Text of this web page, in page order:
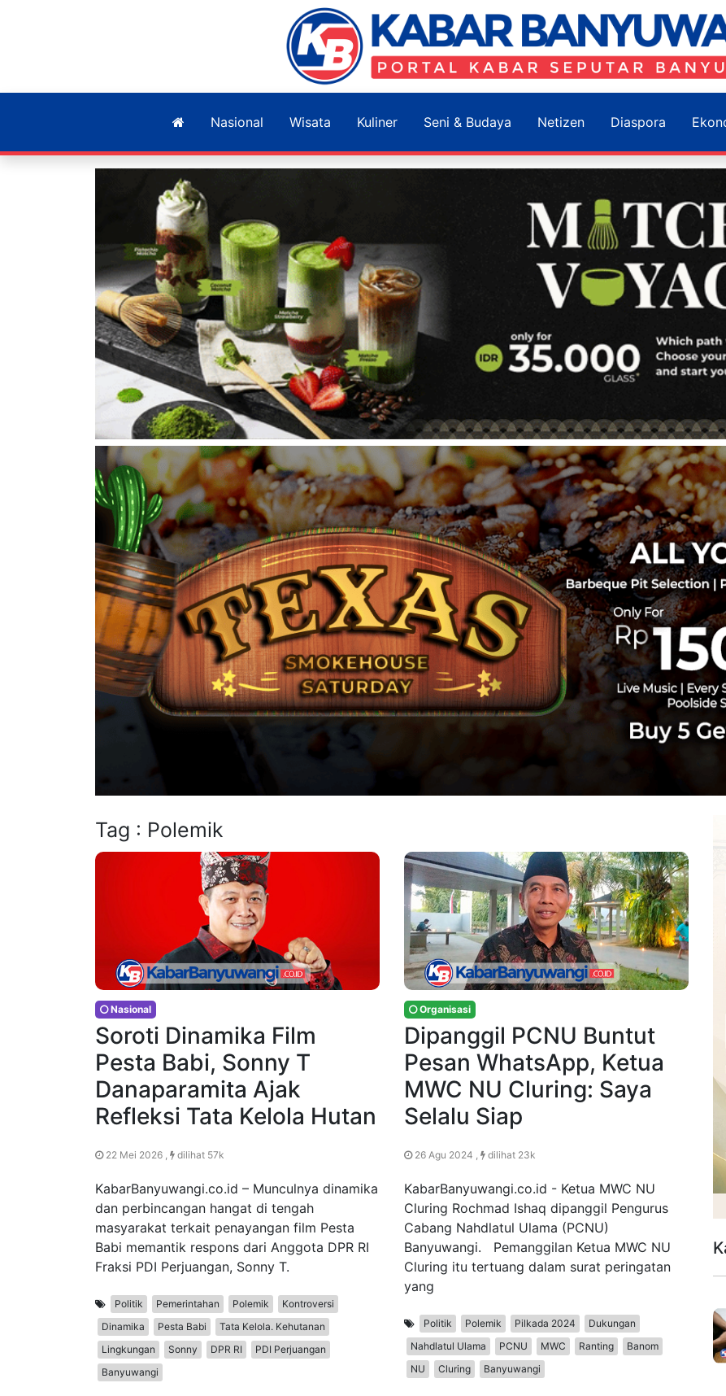
Nasional Wisata Kuliner Seni & Budaya Netizen Diaspora
Tag : Polemik
Nasional
Soroti Dinamika Film
Pesta Babi, Sonny T
Danaparamita Ajak
Refleksi Tata Kelola Hutan
22 Mei 2026 , dilihat 57k
KabarBanyuwangi.co.id – Munculnya dinamika
dan perbincangan hangat di tengah
masyarakat terkait penayangan film Pesta
Babi memantik respons dari Anggota DPR RI
Fraksi PDI Perjuangan, Sonny T.
Politik Pemerintahan Polemik
Kontroversi
Dinamika
Pesta Babi
Tata Kelola. Kehutanan
Lingkungan
Sonny DPR RI
PDI Perjuangan
Banyuwangi
Organisasi
Dipanggil PCNU Buntut
Pesan WhatsApp, Ketua
MWC NU Cluring: Saya
Selalu Siap
26 Agu 2024 , dilihat 23k
KabarBanyuwangi.co.id - Ketua MWC NU
Cluring Rochmad Ishaq dipanggil Pengurus
Cabang Nahdlatul Ulama (PCNU)
Banyuwangi. Pemanggilan Ketua MWC NU
Cluring itu tertuang dalam surat peringatan
yang
Politik Polemik Pilkada 2024
Dukungan
Nahdlatul Ulama
PCNU MWC Ranting
Banom
NU
Cluring Banyuwangi